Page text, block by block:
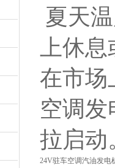
夏天
上休
在市场
空调
拉启动
24V驻车空调汽油发电